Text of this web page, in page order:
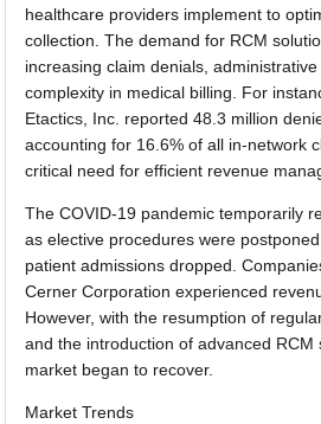
healthcare providers implement to
collection. The demand for RCM
increasing claim denials,
complexity in medical billing. For
Etactics, Inc. reported 48.3 million
accounting for 16.6% of all in-network
critical need for efficient revenue
The COVID-19 pandemic temporarily
as elective procedures were
patient admissions dropped.
Cerner Corporation experienced
However, with the resumption of
and the introduction of advanced RCM
market began to recover.
Market Trends